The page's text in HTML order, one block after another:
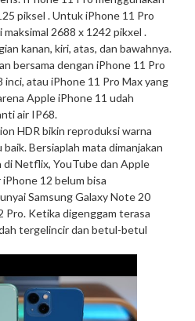
piksel . Untuk iPhone 11 Pro
2688 x 1242 pikxel .
kanan, kiri, atas, dan bawahnya.
bersama dengan iPhone 11 Pro
inci, atau iPhone 11 Pro Max yang
Apple iPhone 11 udah
air IP68.
HDR bikin reproduksi warna
Bersiaplah mata dimanjakan
di Netflix, YouTube dan Apple
12 belum bisa
Samsung Galaxy Note 20
Pro. Ketika digenggam terasa
tergelincir dan betul-betul